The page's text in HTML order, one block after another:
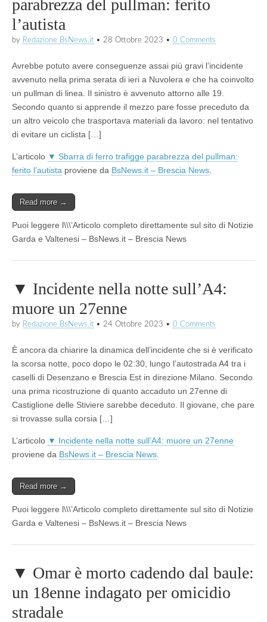
parabrezza del pullman: ferito
l’autista
by Redazione BsNews.it • 28 Ottobre 2023 • 0 Comments
Avrebbe potuto avere conseguenze assai più gravi l’incidente
avvenuto nella prima serata di ieri a Nuvolera e che ha coinvolto
un pullman di linea. Il sinistro è avvenuto attorno alle 19.
Secondo quanto si apprende il mezzo pare fosse preceduto da
un altro veicolo che trasportava materiali da lavoro: nel tentativo
di evitare un ciclista […]
L’articolo ▼ Sbarra di ferro trafigge parabrezza del pullman:
ferito l’autista proviene da BsNews.it – Brescia News
Read more →
Puoi leggere l\\\’Articolo completo direttamente sul sito di Notizie
Garda e Valtenesi – BsNews.it – Brescia News
▼ Incidente nella notte sull’A4:
muore un 27enne
by Redazione BsNews.it • 24 Ottobre 2023 • 0 Comments
È ancora da chiarire la dinamica dell’incidente che si è verificato
la scorsa notte, poco dopo le 02:30, lungo l’autostrada A4 tra i
caselli di Desenzano e Brescia Est in direzione Milano. Secondo
una prima ricostruzione di quanto accaduto un 27enne di
Castiglione delle Stiviere sarebbe deceduto. Il giovane, che pare
si trovasse sulla corsia […]
L’articolo ▼ Incidente nella notte sull’A4: muore un 27enne
proviene da BsNews.it – Brescia News
Read more →
Puoi leggere l\\\’Articolo completo direttamente sul sito di Notizie
Garda e Valtenesi – BsNews.it – Brescia News
▼ Omar è morto cadendo dal baule:
un 18enne indagato per omicidio
stradale